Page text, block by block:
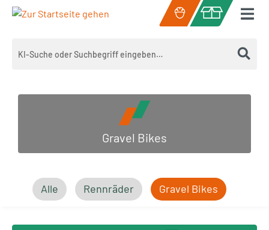
Zum Hauptinhalt springen
Warenkorb
Gravel Bikes
Alle Rennräder Gravel Bikes